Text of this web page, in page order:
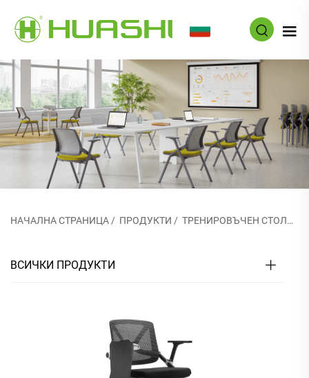
НАЧАЛНА СТРАНИЦА / ПРОДУКТИ / ТРЕНИРОВЪЧЕН СТОЛОВ
ВСИЧКИ ПРОДУКТИ